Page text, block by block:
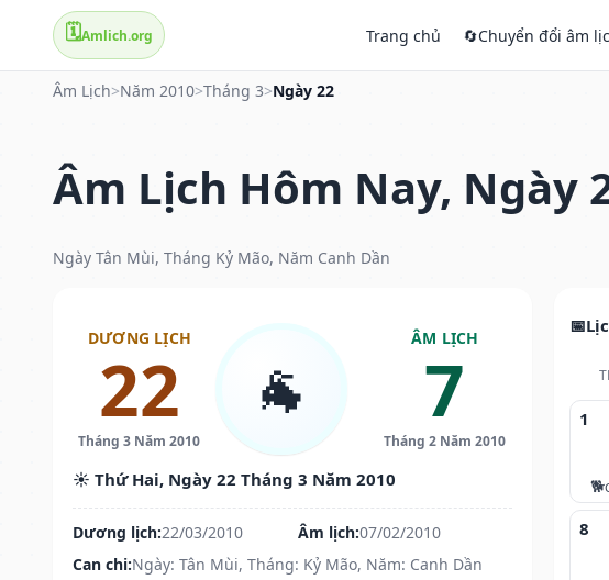
🗓️Amlich.org Trang chủ 🔄Chuyển đổi âm
Âm Lịch>Năm 2010>Tháng 3>Ngày 22
Âm Lịch Hôm Nay, Ngày
Ngày Tân Mùi, Tháng Kỷ Mão, Năm Canh Dần
DƯƠNG LỊCH
22
Tháng 3 Năm 2010
🐐
ÂM LỊCH
7
Tháng 2 Năm 2010
☀️ Thứ Hai, Ngày 22 Tháng 3 Năm 2010
Dương lịch:22/03/2010 Âm lịch:07/02/2010
Can chi:Ngày: Tân Mùi, Tháng: Kỷ Mão, Năm: Canh Dần
1
🐕
8